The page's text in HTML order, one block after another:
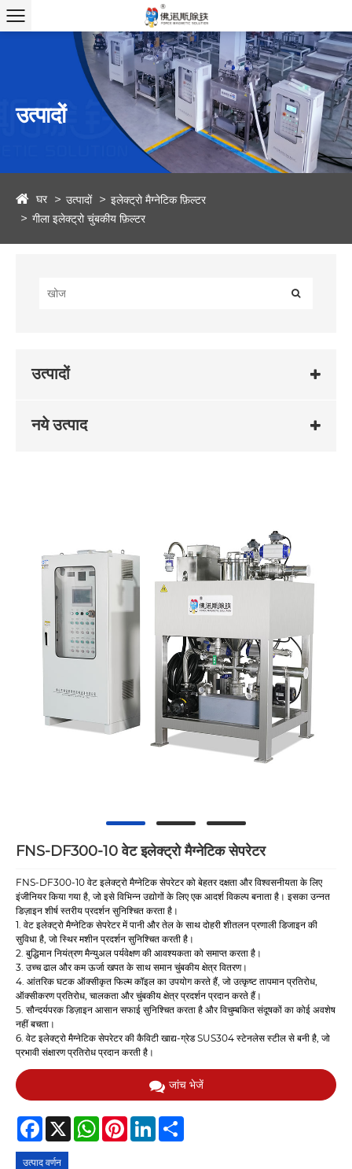
उत्पादों
घर उत्पादों
इलेक्ट्रो मैग्नेटिक फ़िल्टर
गीला इलेक्ट्रो चुंबकीय फ़िल्टर
उत्पादों
नये उत्पाद
FNS-DF300-10 वेट इलेक्ट्रो मैग्नेटिक सेपरेटर
FNS-DF300-10 वेट इलेक्ट्रो मैग्नेटिक सेपरेटर को बेहतर दक्षता और विश्वसनीयता के लिए
इंजीनियर किया गया है, जो इसे विभिन्न उद्योगों के लिए एक आदर्श विकल्प बनाता है। इसका उन्नत
डिज़ाइन शीर्ष स्तरीय प्रदर्शन सुनिश्चित करता है।
1. वेट इलेक्ट्रो मैग्नेटिक सेपरेटर में पानी और तेल के साथ दोहरी शीतलन प्रणाली डिजाइन की
सुविधा है, जो स्थिर मशीन प्रदर्शन सुनिश्चित करती है।
2. बुद्धिमान नियंत्रण मैन्युअल पर्यवेक्षण की आवश्यकता को समाप्त करता है।
3. उच्च ढाल और कम ऊर्जा खपत के साथ समान चुंबकीय क्षेत्र वितरण।
4. आंतरिक घटक ऑक्सीकृत फिल्म कॉइल का उपयोग करते हैं, जो उत्कृष्ट तापमान प्रतिरोध,
ऑक्सीकरण प्रतिरोध, चालकता और चुंबकीय क्षेत्र प्रदर्शन प्रदान करते हैं।
5. सौन्दर्यपरक डिज़ाइन आसान सफाई सुनिश्चित करता है और विचुम्बकित संदूषकों का कोई अवशेष
नहीं बचता।
6. वेट इलेक्ट्रो मैग्नेटिक सेपरेटर की कैविटी खाद्य-ग्रेड SUS304 स्टेनलेस स्टील से बनी है, जो
प्रभावी संक्षारण प्रतिरोध प्रदान करती है।
जांच भेजें
Facebook
X WhatsAppPinterestLinkedIn
उत्पाद वर्णन